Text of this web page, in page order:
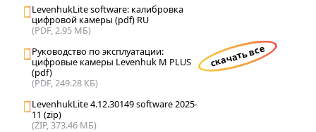
LevenhukLite software: калибровка
цифровой камеры (pdf) RU
(PDF, 2.95 МБ)
Руководство по эксплуатации:
цифровые камеры Levenhuk M PLUS
(pdf)
(PDF, 249.28 КБ)
LevenhukLite 4.12.30149 software 2025-
11 (zip)
(ZIP, 373.46 МБ)
скачать все